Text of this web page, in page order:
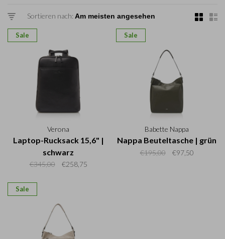
Sortieren nach:
Sale
Verona
Laptop-Rucksack 15,6" |
schwarz
€345,00 €258,75
Sale
Babette Nappa
Nappa Beuteltasche | grün
€195,00 €97,50
Sale